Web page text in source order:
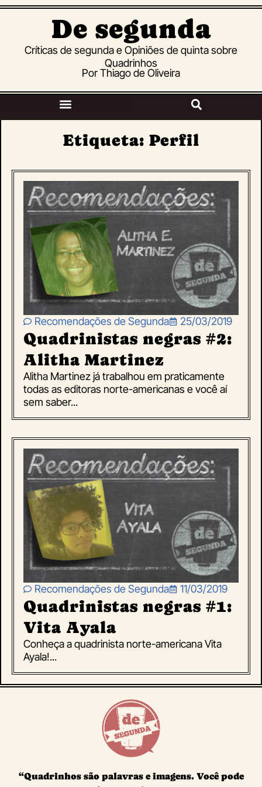
De segunda
Críticas de segunda e Opiniões de quinta sobre
Quadrinhos
Por Thiago de Oliveira
Etiqueta: Perfil
Recomendações de Segunda 25/03/2019
Quadrinistas negras #2:
Alitha Martinez
Alitha Martinez já trabalhou em praticamente
todas as editoras norte-americanas e você aí
sem saber...
Recomendações de Segunda 11/03/2019
Quadrinistas negras #1:
Vita Ayala
Conheça a quadrinista norte-americana Vita
Ayala!...
“Quadrinhos são palavras e imagens. Você pode